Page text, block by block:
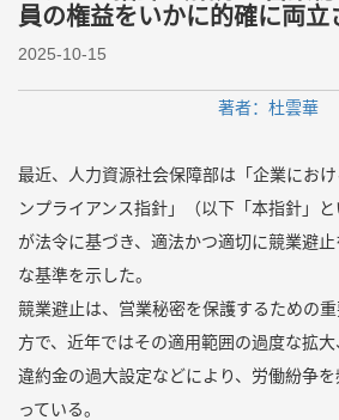
員の権益をいかに的確に両立
2025-10-15
著者：杜雲華
最近、人力資源社会保障部は「企業にお
ンプライアンス指針」（以下「本指針」
が法令に基づき、適法かつ適切に競業避
な基準を示した。
競業避止は、営業秘密を保護するための
方で、近年ではその適用範囲の過度な拡大
違約金の過大設定などにより、労働紛争
っている。